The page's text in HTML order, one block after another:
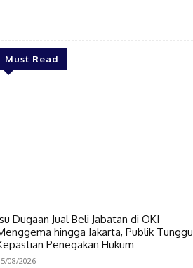
Must Read
Dugaan Jual Beli Jabatan di OKI
hingga Jakarta, Publik Tunggu
Penegakan Hukum
08/2026